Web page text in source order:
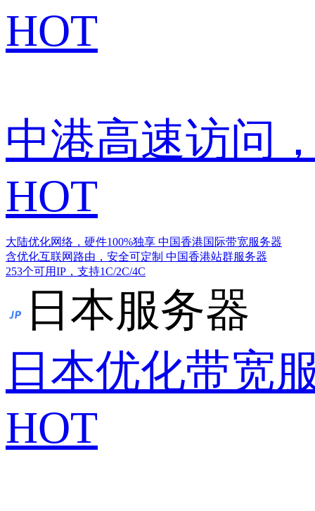
HOT
中港高速访问
HOT
大陆优化网络，硬件100%独享 中国香港国际带宽服务器
含优化互联网路由，安全可定制 中国香港站群服务器
253个可用IP，支持1C/2C/4C
日本服务器
日本优化带宽
HOT